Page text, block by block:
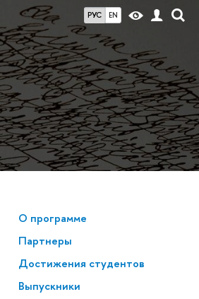
РУС EN
О программе
Партнеры
Достижения студентов
Выпускники